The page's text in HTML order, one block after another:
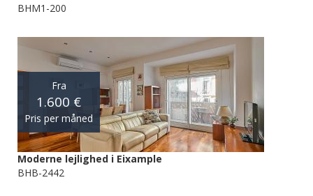
BHM1-200
Fra
1.600 €
Pris per måned
Moderne lejlighed i Eixample
BHB-2442